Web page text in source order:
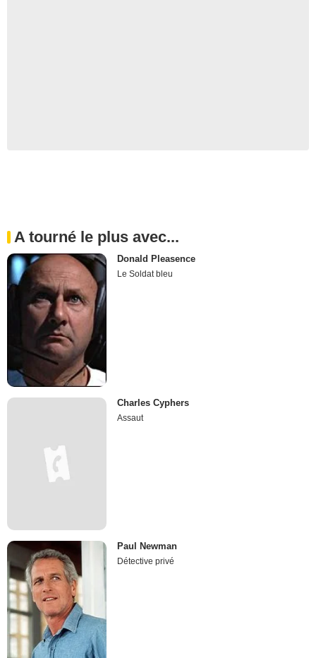
A tourné le plus avec...
Donald Pleasence
Le Soldat bleu
Charles Cyphers
Assaut
Paul Newman
Détective privé